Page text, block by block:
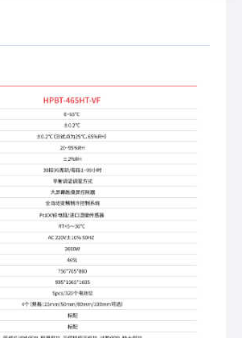
70%。
采用智能人脸识别系统，增加仪器安全
。